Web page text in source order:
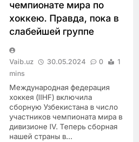
чемпионате мира по
хоккею. Правда, пока в
слабейшей группе
Vaib.uz 30.05.2024 0
1
mins
Международная федерация
хоккея (IIHF) включила
сборную Узбекистана в число
участников чемпионата мира в
дивизионе IV. Теперь сборная
нашей страны в…